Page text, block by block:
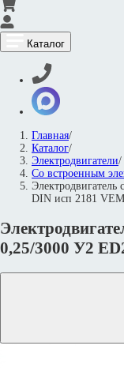
Каталог
Главная/
Каталог/
Электродвигатели/
Со встроенным
DIN исп 2181
0,25/3000 У2